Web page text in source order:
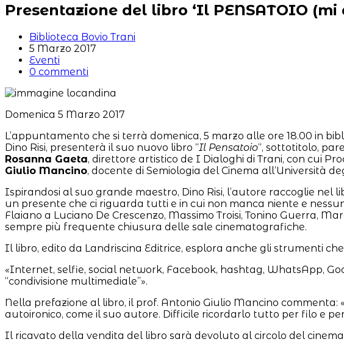
Presentazione del libro ‘Il PENSATOIO
Autore
dell'articolo:
Biblioteca Bovio Trani
Articolo
pubblicato:
5 Marzo 2017
Categoria
dell'articolo:
Eventi
Commenti
0 commenti
Domenica 5 Marzo 2017
L’appuntamento che si terrà domenica, 5 marzo alle ore 18.00 in
Dino Risi, presenterà il suo nuovo libro “Il Pensatoio“, sottotitolo,
Rosanna Gaeta, direttore artistico de I Dialoghi di Trani, con cui
Giulio Mancino, docente di Semiologia del Cinema all’Università
Ispirandosi al suo grande maestro, Dino Risi, l’autore raccoglie nel
un presente che ci riguarda tutti e in cui non manca niente e
Flaiano a Luciano De Crescenzo, Massimo Troisi, Tonino Guerra,
sempre più frequente chiusura delle sale cinematografiche.
Il libro, edito da Landriscina Editrice, esplora anche gli strumenti
«Internet, selfie, social network, Facebook, hashtag, WhatsApp,
“condivisione multimediale”».
Nella prefazione al libro, il prof. Antonio Giulio Mancino commenta:
autoironico, come il suo autore. Difficile ricordarlo tutto per filo e
Il ricavato della vendita del libro sarà devoluto al circolo del cinema